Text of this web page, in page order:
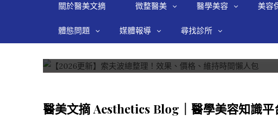
關於醫美文摘 微整醫美 醫學美容 美容
體態問題 媒體報導 尋找診所
【2026更新】索夫波總整理！
醫美文摘 Aesthetics Blog｜醫學美容知識平